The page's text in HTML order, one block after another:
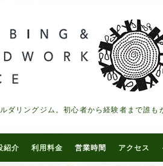
ダリングジム。初心者から経験者まで誰も
紹介 利用料金 営業時間 アクセス